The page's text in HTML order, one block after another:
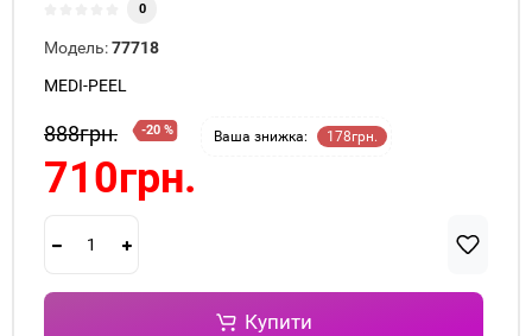
0
Модель:77718
MEDI-PEEL
888грн. -20 % Ваша знижка: 178грн.
710грн.
Купити